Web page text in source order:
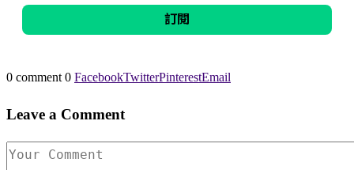
0 comment 0 FacebookTwitterPinterestEmail
Leave a Comment